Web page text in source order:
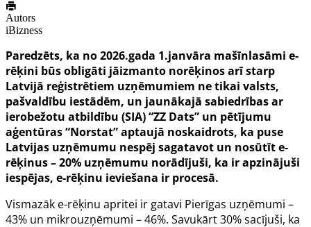
Autors
iBizness
Paredzēts, ka no 2026.gada 1.janvāra mašīnlasāmi e-
rēķini būs obligāti jāizmanto norēķinos arī starp
Latvijā reģistrētiem uzņēmumiem ne tikai valsts,
pašvaldību iestādēm, un jaunākajā sabiedrības ar
ierobežotu atbildību (SIA) “ZZ Dats” un pētījumu
aģentūras “Norstat” aptaujā noskaidrots, ka puse
Latvijas uzņēmumu nespēj sagatavot un nosūtīt e-
rēķinus – 20% uzņēmumu norādījuši, ka ir apzinājuši
iespējas, e-rēķinu ieviešana ir procesā.
Vismazāk e-rēķinu apritei ir gatavi Pierīgas uzņēmumi –
43% un mikrouzņēmumi – 46%. Savukārt 30% sacījuši, ka